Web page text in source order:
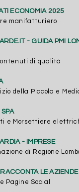
ECONOMIA 2025
manifatturiero
- GUIDA PMI
di qualità
della Piccola e
SPA
e Morsettiere
- IMPRESE
di Regione
LE AZIENDE
Pagine Social